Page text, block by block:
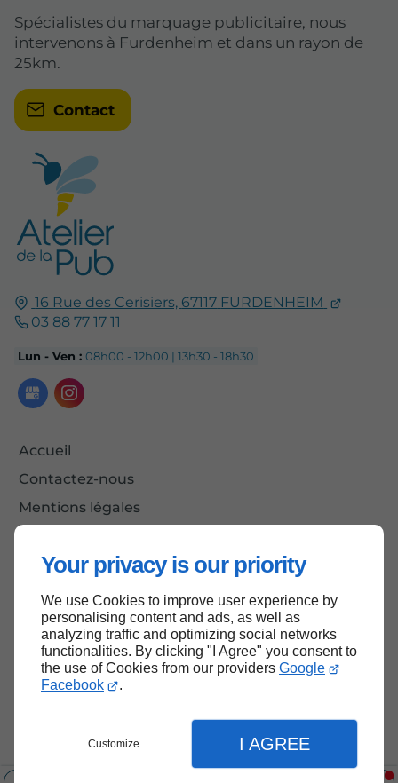
Your privacy is our priority
We use Cookies to improve user experience by
personalising content and ads, as well as
analyzing traffic and optimizing social networks
functionalities. By clicking "I Agree" you consent to
the use of Cookies from our providers Google
Facebook
.
Customize I AGREE
16 Rue des Cerisiers, 67117 FURDENHEIM
03 88 77 17 11
Lun - Ven :08h00 - 12h00 | 13h30 - 18h30
Accueil
Contactez-nous
Mentions légales
Spécialistes du marquage publicitaire, nous
intervenons à Furdenheim et dans un rayon de
25km.
Contact
Haut de page